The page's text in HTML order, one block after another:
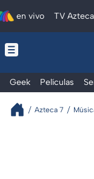
en vivo TV Azteca
Geek Películas
Azteca 7